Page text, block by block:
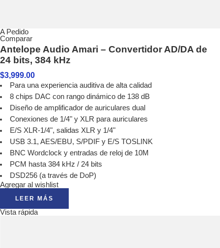
A Pedido
Comparar
Antelope Audio Amari – Convertidor AD/DA de
24 bits, 384 kHz
$3,999.00
Para una experiencia auditiva de alta calidad
8 chips DAC con rango dinámico de 138 dB
Diseño de amplificador de auriculares dual
Conexiones de 1/4" y XLR para auriculares
E/S XLR-1/4", salidas XLR y 1/4"
USB 3.1, AES/EBU, S/PDIF y E/S TOSLINK
BNC Wordclock y entradas de reloj de 10M
PCM hasta 384 kHz / 24 bits
DSD256 (a través de DoP)
Agregar al wishlist
LEER MÁS
Vista rápida